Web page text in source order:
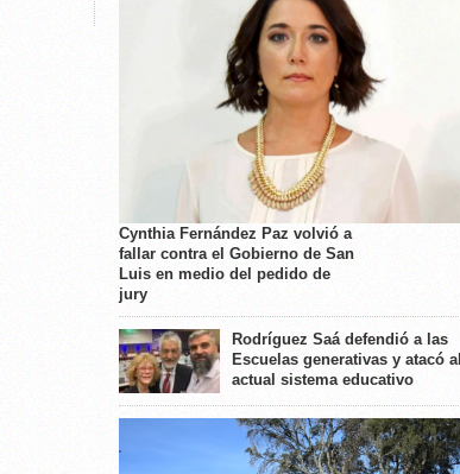
Cynthia Fernández Paz volvió a
fallar contra el Gobierno de San
Luis en medio del pedido de
jury
Rodríguez Saá defendió a las
Escuelas generativas y atacó al
actual sistema educativo